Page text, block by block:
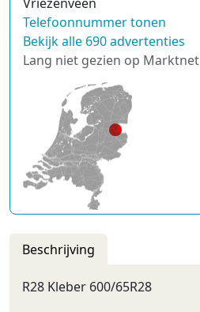
Telefoonnummer tonen
Bekijk alle 690 advertenties
Lang niet gezien op Marktnet
Beschrijving
R28 Kleber 600/65R28